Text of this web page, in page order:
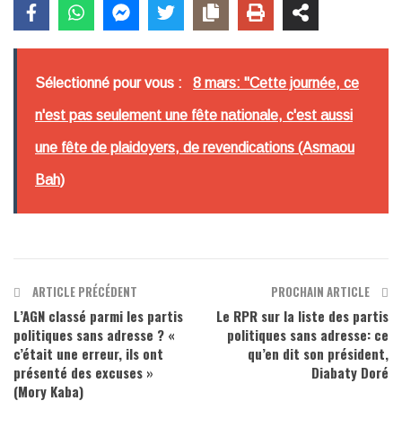
Sélectionné pour vous : 8 mars: "Cette journée, ce
n'est pas seulement une fête nationale, c'est aussi
une fête de plaidoyers, de revendications (Asmaou
Bah)
ARTICLE PRÉCÉDENT
L’AGN classé parmi les partis
politiques sans adresse ? «
c’était une erreur, ils ont
présenté des excuses »
(Mory Kaba)
PROCHAIN ARTICLE
Le RPR sur la liste des partis
politiques sans adresse: ce
qu’en dit son président,
Diabaty Doré